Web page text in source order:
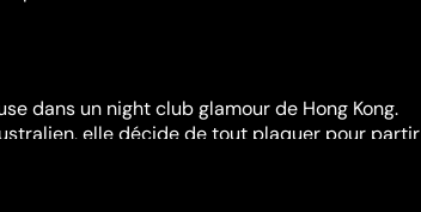
dans un night club glamour de Hong Kong.
elle décide de tout plaquer pour partir